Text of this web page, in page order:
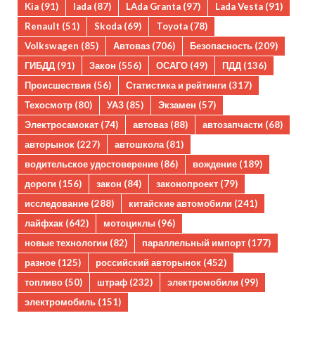
Kia (91) lada (87) LAda Granta (97) Lada Vesta (91)
Renault (51) Skoda (69) Toyota (78)
Volkswagen (85) Автоваз (706) Безопасность (209)
ГИБДД (91) Закон (556) ОСАГО (49) ПДД (136)
Происшествия (56) Статистика и рейтинги (317)
Техосмотр (80) УАЗ (85) Экзамен (57)
Электросамокат (74) автоваз (88) автозапчасти (68)
авторынок (227) автошкола(81)
водительское удостоверение (86) вождение (189)
дороги (156) закон (84) законопроект (79)
исследование (288) китайские автомобили (241)
лайфхак (642) мотоциклы (96)
новые технологии (82) параллельный импорт (177)
разное (125) российский авторынок (452)
топливо (50) штраф (232) электромобили (99)
электромобиль (151)